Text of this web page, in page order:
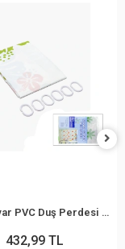
Bidebuvar PVC Duş Perdesi - Çift Kanatlı - 12 Halkalı - 90x180 cm
432,99 TL